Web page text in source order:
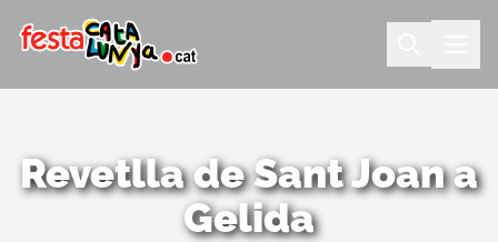
Revetlla de Sant Joan a
Gelida